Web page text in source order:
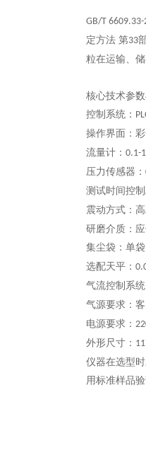
GB/T 6609.33-
定方法 第33
粒在运输、
核心技术参
控制系统：
操作界面：
流量计： 0.1-
压力传感器：
测试时间控
震动方式：
研磨介质 ：
集尘袋：单袋
选配天平：
气流控制系统
气源要求：
电源要求：
外形尺寸：
仪器在选型
用标准样品